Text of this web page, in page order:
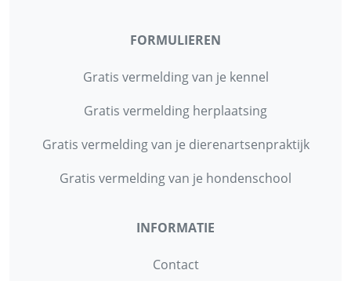
FORMULIEREN
Gratis vermelding van je kennel
Gratis vermelding herplaatsing
Gratis vermelding van je dierenartsenpraktijk
Gratis vermelding van je hondenschool
INFORMATIE
Contact